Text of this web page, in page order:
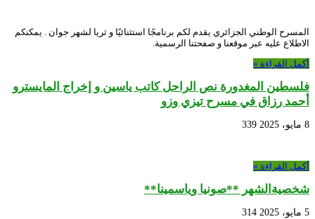
المسرح الوطني الجزائري يقدم لكم برنامجًا استثنائيًا و ثريا لشهر جوان . يمكنكم
الاطلاع عليه عبر موقعنا و صفحتنا الرسمية.
أكمل القراءة »
فلسطين المغدورة نص الراحل كاتب ياسين و إخراج المايسترو
أحمد رزاق في مسرح تيزي وزو
8 مايو، 2025 339
أكمل القراءة »
شخصيةالشهر **صونيا وياسمينا**
5 مايو، 2025 314